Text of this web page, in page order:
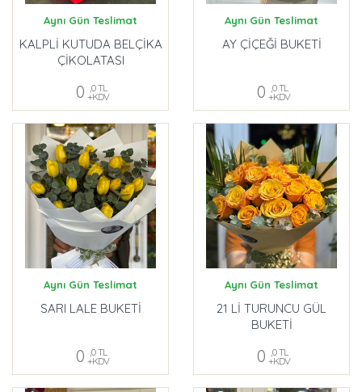
Aynı Gün Teslimat
KALPLİ KUTUDA BELÇİKA
ÇİKOLATASI
0 ,0 TL
+KDV
Aynı Gün Teslimat
AY ÇİÇEĞİ BUKETİ
0 ,0 TL
+KDV
Aynı Gün Teslimat
SARI LALE BUKETİ
0 ,0 TL
+KDV
Aynı Gün Teslimat
21 Lİ TURUNCU GÜL
BUKETİ
0 ,0 TL
+KDV